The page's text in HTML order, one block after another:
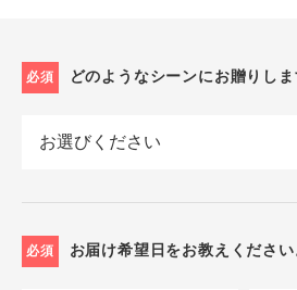
必須 どのようなシーンにお贈りしま
必須 お届け希望日をお教えください